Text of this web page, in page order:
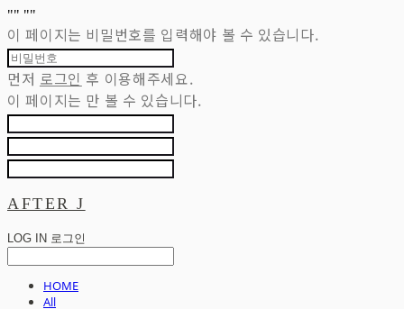
"" ""
이 페이지는 비밀번호를 입력해야 볼 수 있습니다.
먼저 로그인 후 이용해주세요.
이 페이지는 만 볼 수 있습니다.
AFTER J
LOG IN 로그인
HOME
All